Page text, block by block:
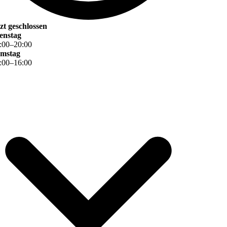
geschlossen
:00–20:00
:00–16:00